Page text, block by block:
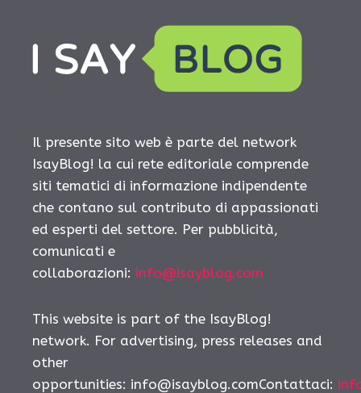
Il presente sito web è parte del network
IsayBlog! la cui rete editoriale comprende
siti tematici di informazione indipendente
che contano sul contributo di appassionati
ed esperti del settore. Per pubblicità,
comunicati e
collaborazioni: info@isayblog.com
This website is part of the IsayBlog!
network. For advertising, press releases and
other
opportunities: info@isayblog.comContattaci: